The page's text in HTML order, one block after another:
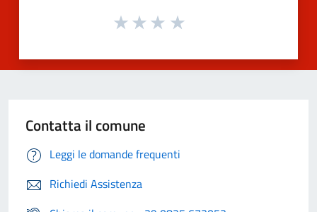
Contatta il comune
Leggi le domande frequenti
Richiedi Assistenza